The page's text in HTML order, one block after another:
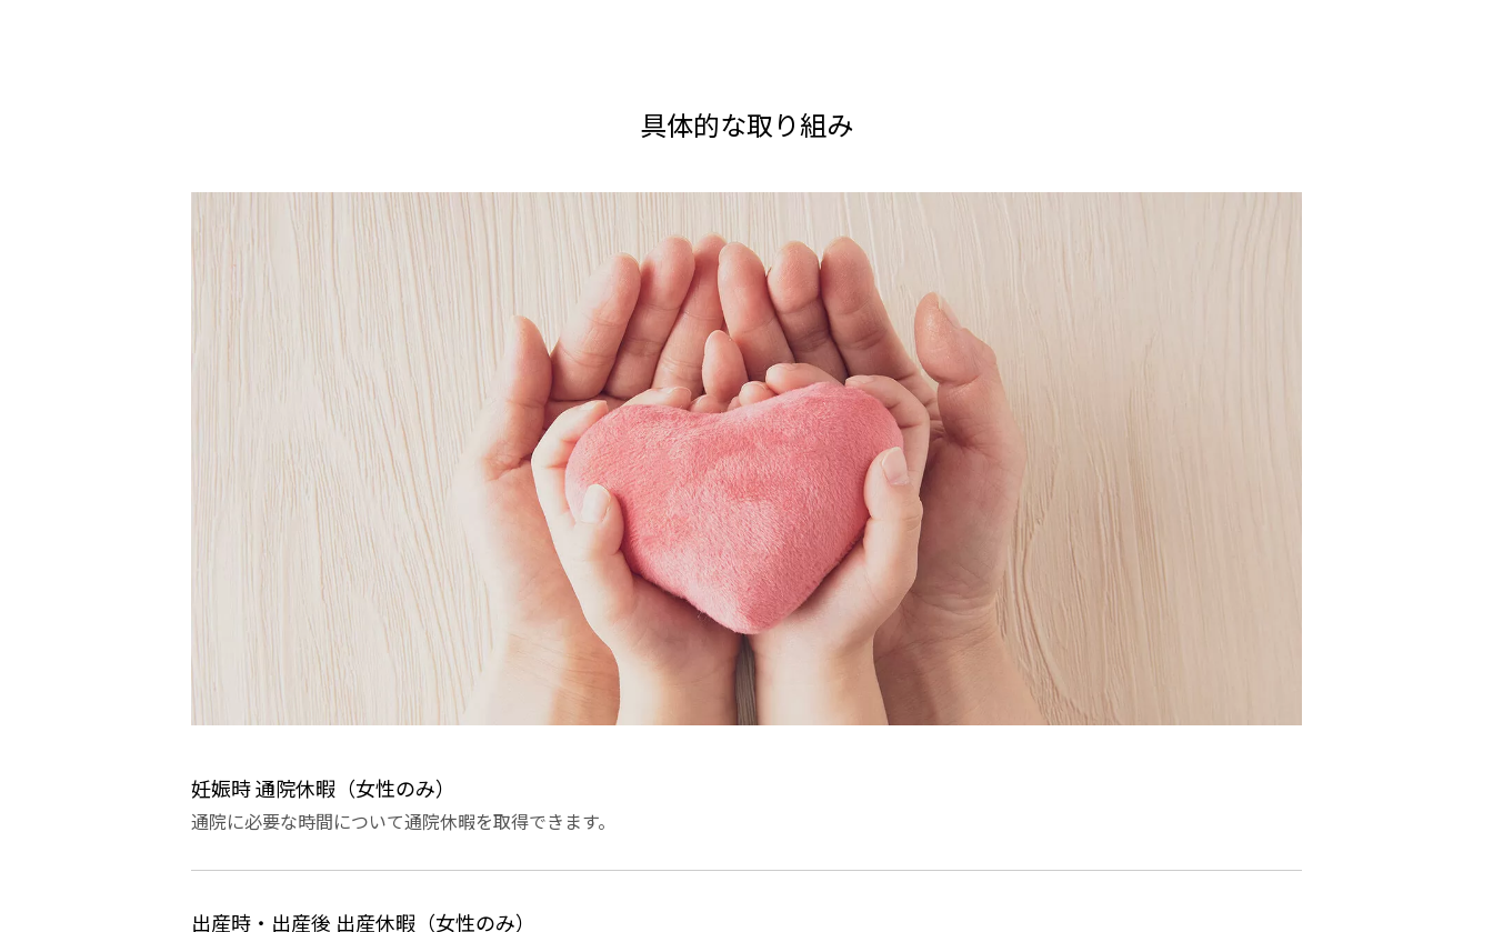
具体的な取り組み
妊娠時 通院休暇（女性のみ）
通院に必要な時間について通院休暇を取得できます。
出産時・出産後 出産休暇（女性のみ）